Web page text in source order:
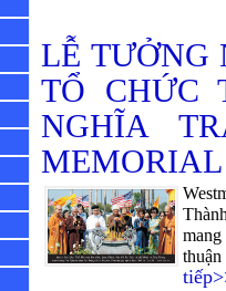
LỄ TƯỞNG
TỔ CHỨC
NGHĨA